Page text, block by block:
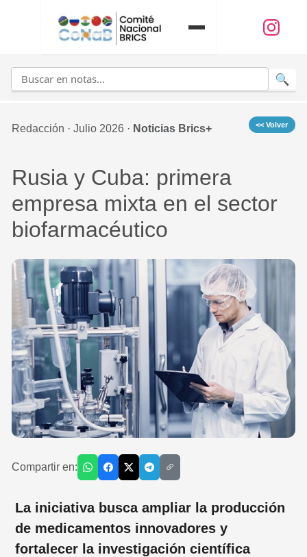
Redacción · Julio 2026 · Noticias Brics+ << Volver
Rusia y Cuba: primera
empresa mixta en el sector
biofarmacéutico
Compartir en:
La iniciativa busca ampliar la producción
de medicamentos innovadores y
fortalecer la investigación científica